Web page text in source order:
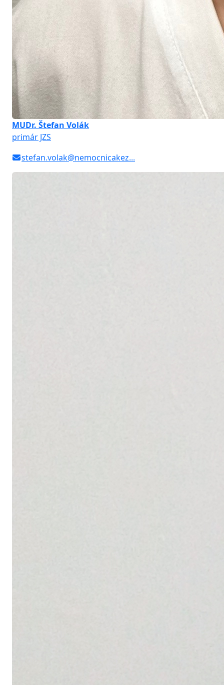
MUDr. Štefan Volák
primár JZS
stefan.volak@nemocnicakez...